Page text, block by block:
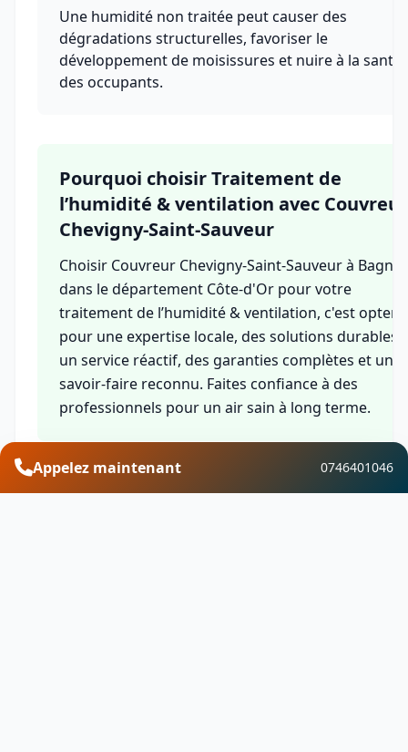
Une humidité non traitée peut causer des
dégradations structurelles, favoriser le
développement de moisissures et nuire à la santé
des occupants.
Pourquoi choisir Traitement de
l’humidité & ventilation avec Couvreur
Chevigny-Saint-Sauveur
Choisir Couvreur Chevigny-Saint-Sauveur à Bagnot
dans le département Côte-d'Or pour votre
traitement de l’humidité & ventilation, c'est opter
pour une expertise locale, des solutions durables,
un service réactif, des garanties complètes et un
savoir-faire reconnu. Faites confiance à des
professionnels pour un air sain à long terme.
Financement et aides
Appelez maintenant 0746401046